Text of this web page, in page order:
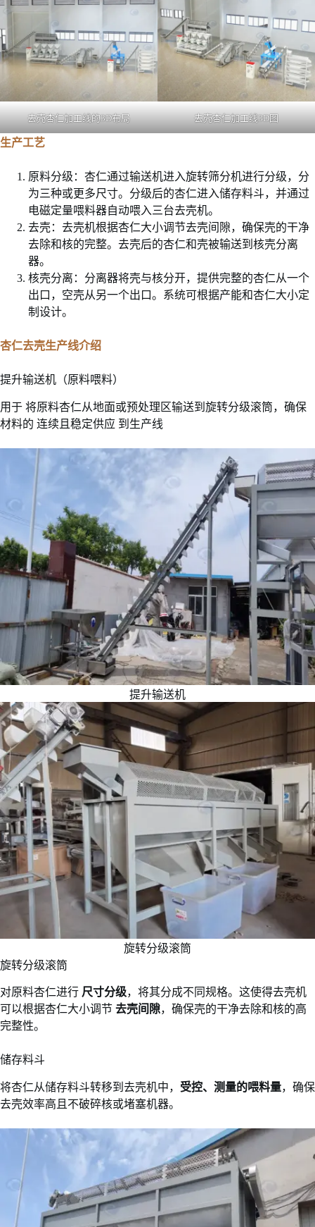
去壳杏仁加工线的3D布局 去壳杏仁加工线3D图
生产工艺
原料分级：杏仁通过输送机进入旋转筛分机进行分级，分
为三种或更多尺寸。分级后的杏仁进入储存料斗，并通过
电磁定量喂料器自动喂入三台去壳机。
去壳：去壳机根据杏仁大小调节去壳间隙，确保壳的干净
去除和核的完整。去壳后的杏仁和壳被输送到核壳分离
器。
核壳分离：分离器将壳与核分开，提供完整的杏仁从一个
出口，空壳从另一个出口。系统可根据产能和杏仁大小定
制设计。
杏仁去壳生产线介绍
提升输送机（原料喂料）
用于 将原料杏仁从地面或预处理区输送到旋转分级滚筒，确保
材料的 连续且稳定供应 到生产线
提升输送机
旋转分级滚筒
旋转分级滚筒
对原料杏仁进行 尺寸分级，将其分成不同规格。这使得去壳机
可以根据杏仁大小调节 去壳间隙，确保壳的干净去除和核的高
完整性。
储存料斗
将杏仁从储存料斗转移到去壳机中， 受控、测量的喂料量，确保
去壳效率高且不破碎核或堵塞机器。